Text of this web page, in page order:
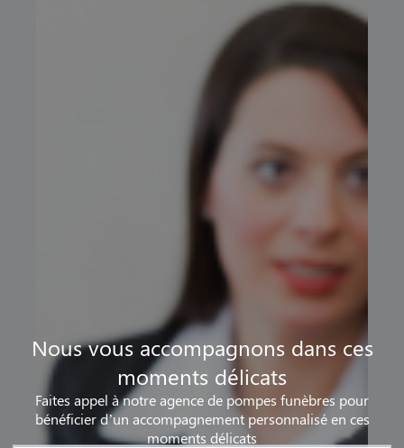
Nous vous accompagnons dans ces
moments délicats
Faites appel à notre agence de pompes funèbres pour
bénéficier d’un accompagnement personnalisé en ces
moments délicats